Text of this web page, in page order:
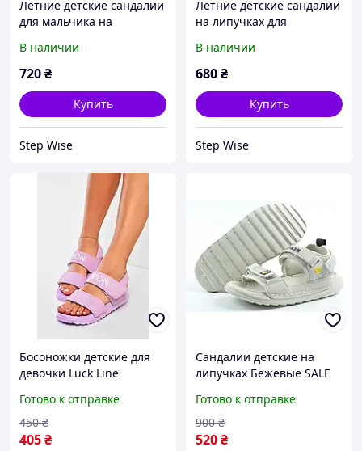
Летние детские сандалии
для мальчика на
В наличии
720₴
Купить
Step Wise
Летние детские сандалии
на липучках для
В наличии
680₴
Купить
Step Wise
Босоножки детские для
девочки Luck Line
липучках, легкие летние
сандалии, размеры 30-35
Готово к отправке
405₴
450 ₴
Сандалии детские на
липучках Бежевые SALE
Готово к отправке
520₴
900 ₴